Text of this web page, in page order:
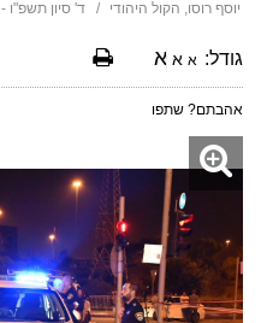
יוסף רוסו, הקול היהודי ד' סיון תשפ"ו - 10:15 20/05/2026
גודל: א א א
אהבתם? שתפו